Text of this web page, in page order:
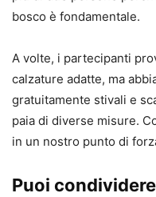
bosco è fondamentale.
A volte, i partecipanti
calzature adatte, ma
gratuitamente stivali e
paia di diverse misure.
in un nostro punto di
Puoi